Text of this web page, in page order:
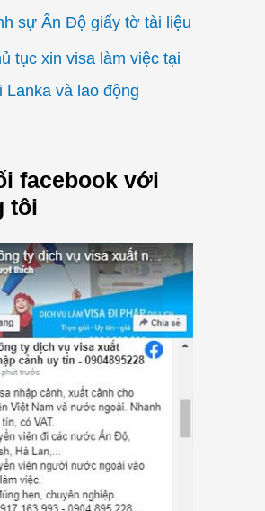
sự Ấn Độ giấy tờ tài liệu
tục xin visa làm việc tại
Lanka và lao động
facebook với
tôi